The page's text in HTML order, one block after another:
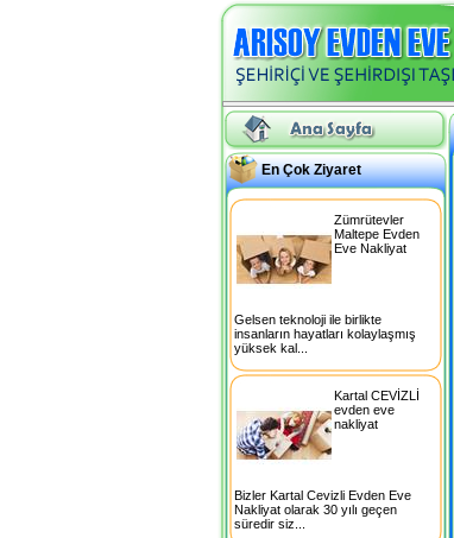
En Çok Ziyaret
Zümrütevler
Maltepe Evden
Eve Nakliyat
Gelsen teknoloji ile birlikte
insanların hayatları kolaylaşmış
yüksek kal...
Kartal CEVİZLİ
evden eve
nakliyat
Bizler Kartal Cevizli Evden Eve
Nakliyat olarak 30 yılı geçen
süredir siz...